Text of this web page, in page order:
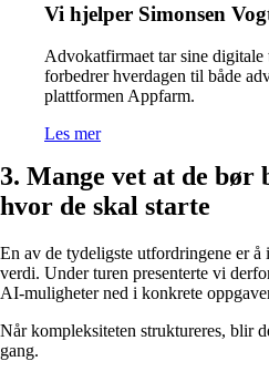
Vi hjelper Simonsen
Advokatfirmaet tar sine digitale
forbedrer hverdagen til både
plattformen Appfarm.
Les mer
3. Mange vet at de bør
hvor de skal starte
En av de tydeligste utfordringene er
verdi. Under turen presenterte vi
AI-muligheter ned i konkrete
Når kompleksiteten struktureres, blir
gang.